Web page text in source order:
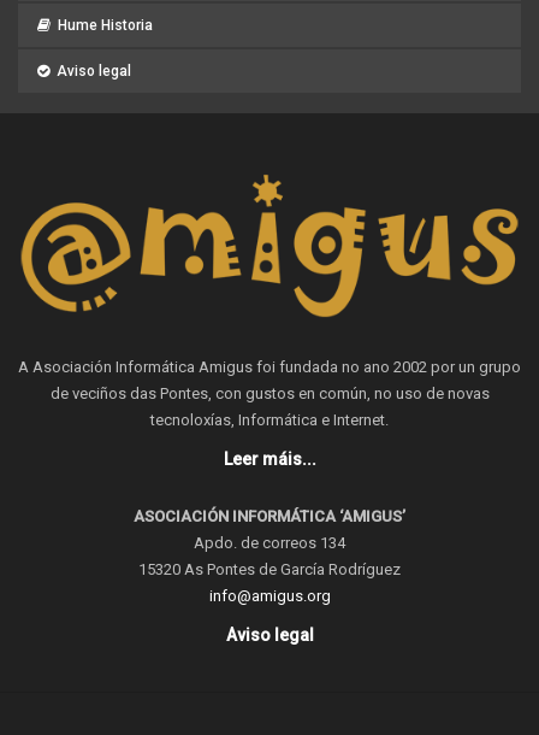
Hume Historia
Aviso legal
A Asociación Informática Amigus foi fundada no ano 2002 por un grupo
de veciños das Pontes, con gustos en común, no uso de novas
tecnoloxías, Informática e Internet.
Leer máis...
ASOCIACIÓN INFORMÁTICA ‘AMIGUS’
Apdo. de correos 134
15320 As Pontes de García Rodríguez
info@amigus.org
Aviso legal